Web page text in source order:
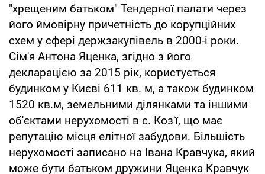
"хрещеним батьком" Тендерної палати через
його ймовірну причетність до корупційних
схем у сфері держзакупівель в 2000-і роки.
Сім'я Антона Яценка, згідно з його
декларацією за 2015 рік, користується
будинком у Києві 611 кв. м, а також будинком
1520 кв.м, земельними ділянками та іншими
об'єктами нерухомості в с. Коз'ї, що має
репутацію місця елітної забудови. Більшість
нерухомості записано на Івана Кравчука, який
може бути батьком дружини Яценка Кравчук